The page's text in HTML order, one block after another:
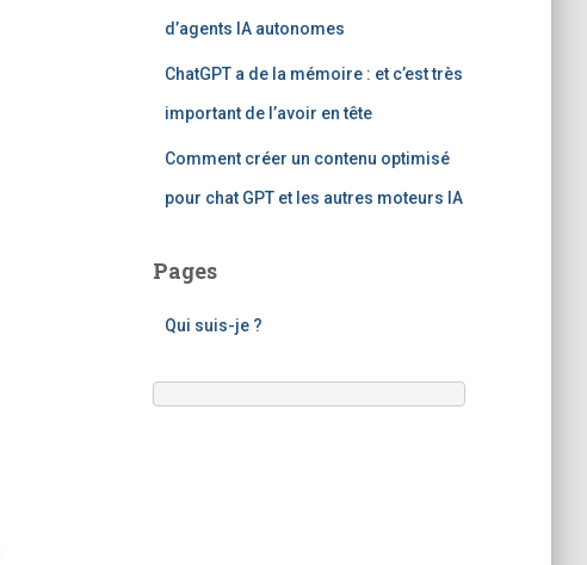
d’agents IA autonomes
ChatGPT a de la mémoire : et c’est très
important de l’avoir en tête
Comment créer un contenu optimisé
pour chat GPT et les autres moteurs IA
Pages
Qui suis-je ?